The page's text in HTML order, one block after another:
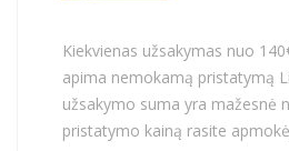
Kiekvienas užsakymas nuo
apima nemokamą pristatymą
užsakymo suma yra mažesnė
pristatymo kainą rasite